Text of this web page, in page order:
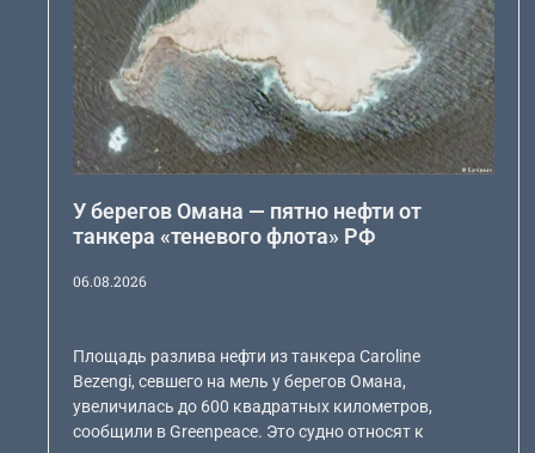
У берегов Омана — пятно нефти от
танкера «теневого флота» РФ
06.08.2026
Площадь разлива нефти из танкера Caroline
Bezengi, севшего на мель у берегов Омана,
увеличилась до 600 квадратных километров,
сообщили в Greenpeace. Это судно относят к